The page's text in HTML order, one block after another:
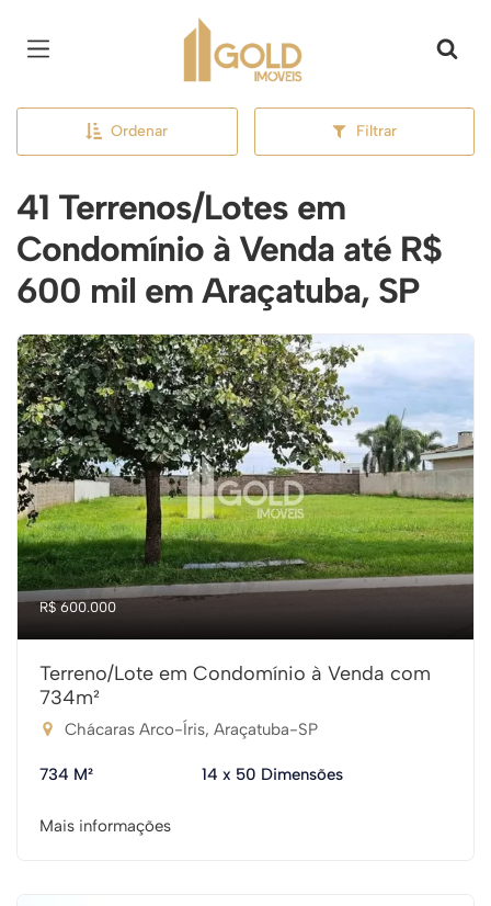
Página inicial
Ordenar Filtrar
41 Terrenos/Lotes em
Condomínio à Venda até R$
600 mil em Araçatuba, SP
R$ 600.000
Terreno/Lote em Condomínio à Venda com
734m²
Chácaras Arco-Íris, Araçatuba-SP
734 M² 14 x 50 Dimensões
Mais informações